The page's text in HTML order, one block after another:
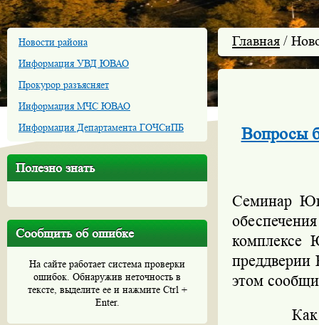
Новости района
Информация УВД ЮВАО
Прокурор разъясняет
Информация МЧС ЮВАО
Информация Департамента ГОЧСиПБ
Полезно знать
Сообщить об ошибке
На сайте работает система проверки
ошибок. Обнаружив неточность в
тексте, выделите ее и нажмите Ctrl +
Enter.
Главная /
Вопросы
Семинар
преддверии
этом